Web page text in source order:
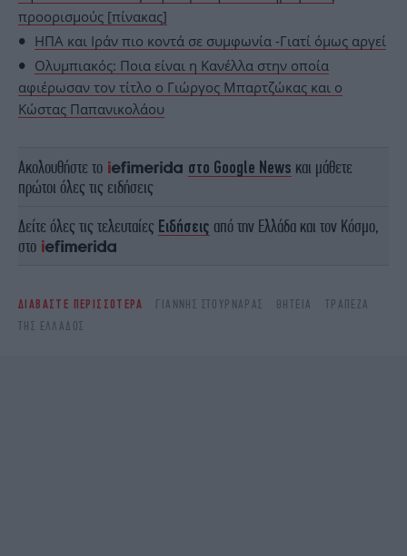
προορισμούς [πίνακας]
ΗΠΑ και Ιράν πιο κοντά σε συμφωνία -Γιατί όμως αργεί
Ολυμπιακός: Ποια είναι η Κανέλλα στην οποία
αφιέρωσαν τον τίτλο ο Γιώργος Μπαρτζώκας και ο
Κώστας Παπανικολάου
Ακολουθήστε το στο Google News και μάθετε
πρώτοι όλες τις ειδήσεις
Δείτε όλες τις τελευταίες Ειδήσεις από την Ελλάδα και τον Κόσμο,
στο
ΔΙΑΒΑΣΤΕ ΠΕΡΙΣΣΟΤΕΡΑ ΓΙΆΝΝΗΣ ΣΤΟΥΡΝΆΡΑΣ ΘΗΤΕΊΑ
ΤΡΆΠΕΖΑ
ΤΗΣ ΕΛΛΆΔΟΣ